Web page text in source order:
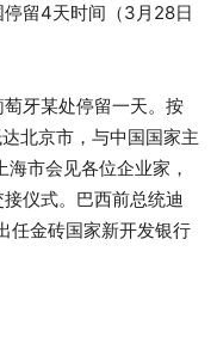
留4天时间（3月28日
牙某处停留一天。按
北京市，与中国国家主
市会见各位企业家，
仪式。巴西前总统迪
任金砖国家新开发银行